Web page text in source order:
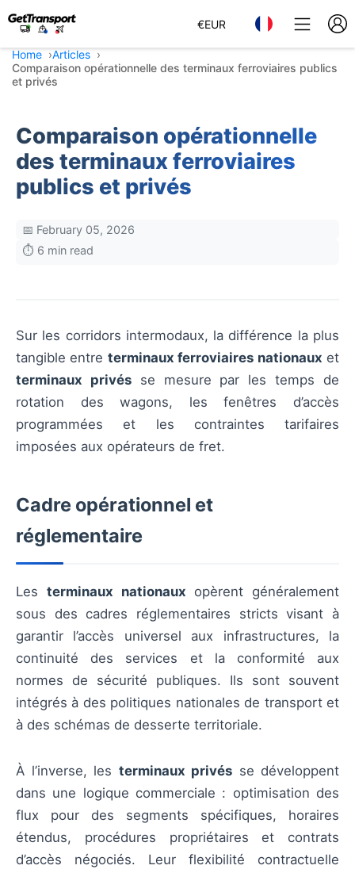
€EUR
Home
Articles
Comparaison opérationnelle des terminaux ferroviaires publics
et privés
Comparaison opérationnelle
des terminaux ferroviaires
publics et privés
📅 February 05, 2026
⏱️ 6 min read
Sur les corridors intermodaux, la différence la plus
tangible entre terminaux ferroviaires nationaux et
terminaux privésse mesure par les temps de
rotation des wagons, les fenêtres d’accès
programmées et les contraintes tarifaires
imposées aux opérateurs de fret.
Cadre opérationnel et
réglementaire
Les terminaux nationaux opèrent généralement
sous des cadres réglementaires stricts visant à
garantir l’accès universel aux infrastructures, la
continuité des services et la conformité aux
normes de sécurité publiques. Ils sont souvent
intégrés à des politiques nationales de transport et
à des schémas de desserte territoriale.
À l’inverse, les terminaux privés se développent
dans une logique commerciale : optimisation des
flux pour des segments spécifiques, horaires
étendus, procédures propriétaires et contrats
d’accès négociés. Leur flexibilité contractuelle